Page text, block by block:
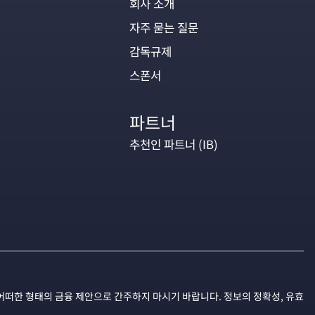
회사 소개
자주 묻는 질문
감독규제
스폰서
파트너
추천인 파트너 (IB)
한 형태의 금융 제안으로 간주하지 마시기 바랍니다. 정보의 정확성, 유효